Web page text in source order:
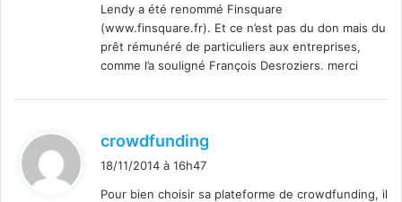
:
Lendy a été renommé Finsquare
(www.finsquare.fr). Et ce n’est pas du don mais du
prêt rémunéré de particuliers aux entreprises,
comme l’a souligné François Desroziers. merci
crowdfunding
18/11/2014 à 16h47
Pour bien choisir sa plateforme de crowdfunding, il